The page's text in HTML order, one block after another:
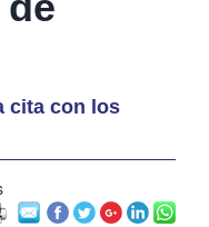
cita con los